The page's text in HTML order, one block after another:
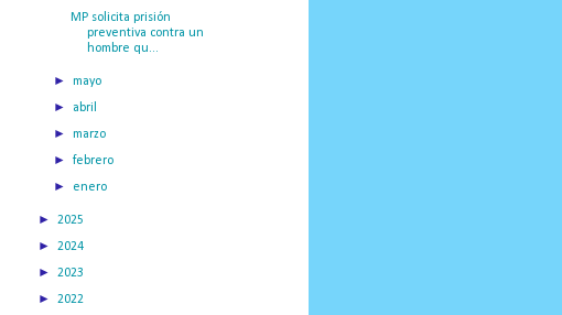
MP solicita prisión
preventiva contra un
hombre qu...
►mayo
► abril
►marzo
►febrero
► enero
► 2025
► 2024
► 2023
► 2022